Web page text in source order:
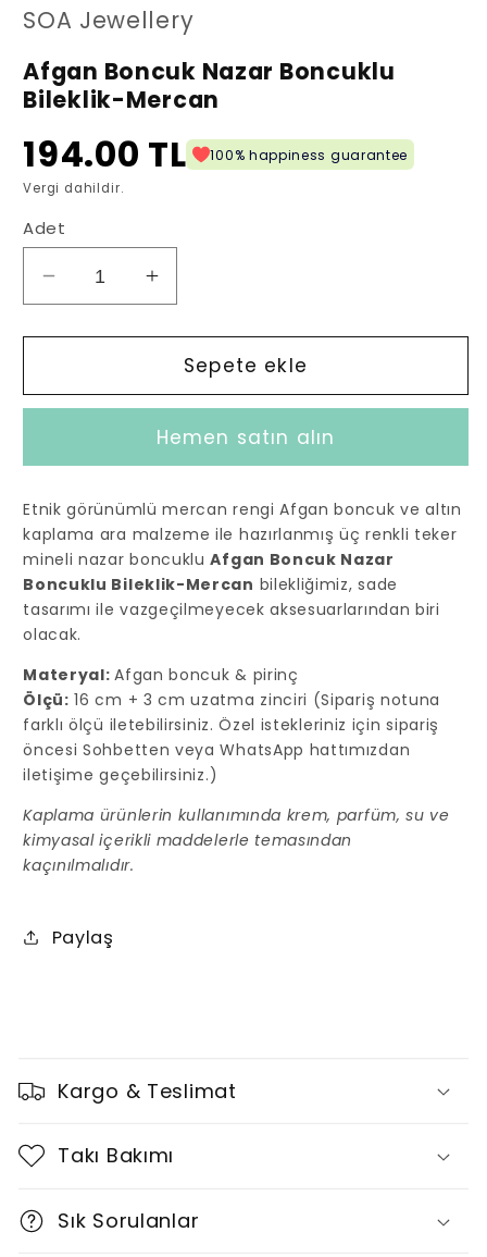
oynatın
SOA Jewellery
Afgan Boncuk Nazar Boncuklu
Bileklik-Mercan
194.00 TL 100% happiness guarantee
Vergi dahildir.
Adet
Afgan
Boncuk
Nazar
Bileklik-
adedi
Afgan
Boncuk
Nazar
Boncuklu
Bileklik-
için
adedi
Sepete ekle
Hemen satın alın
Etnik görünümlü mercan rengi Afgan boncuk ve altın
kaplama ara malzeme ile hazırlanmış üç renkli teker
mineli nazar boncukluAfgan Boncuk Nazar
Boncuklu Bileklik-Mercan bilekliğimiz, sade
tasarımı ile vazgeçilmeyecek aksesuarlarından biri
olacak.
Materyal:Afgan boncuk & pirinç
Ölçü: 16 cm + 3 cm uzatma zinciri (Sipariş notuna
farklı ölçü iletebilirsiniz. Özel istekleriniz için sipariş
öncesi Sohbetten veya WhatsApp hattımızdan
iletişime geçebilirsiniz.)
Kaplama ürünlerin kullanımında krem, parfüm, su ve
kimyasal içerikli maddelerle temasından
kaçınılmalıdır.
Paylaş
a
r
a
l
t
ı
Kargo & Teslimat
Takı Bakımı
Sık Sorulanlar